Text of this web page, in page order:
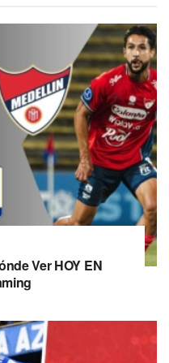
Ver HOY EN